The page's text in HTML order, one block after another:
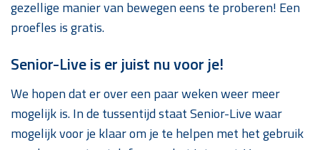
gezellige manier van bewegen eens te proberen! Een
proefles is gratis.
Senior-Live is er juist nu voor je!
We hopen dat er over een paar weken weer meer
mogelijk is. In de tussentijd staat Senior-Live waar
mogelijk voor je klaar om je te helpen met het gebruik